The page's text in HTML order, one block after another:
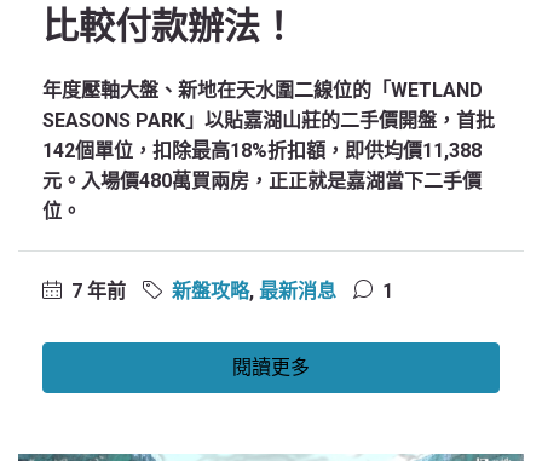
比較付款辦法！
年度壓軸大盤、新地在天水圍二線位的「WETLAND
SEASONS PARK」以貼嘉湖山莊的二手價開盤，首批
142個單位，扣除最高18%折扣額，即供均價11,388
元。入場價480萬買兩房，正正就是嘉湖當下二手價
位。
7 年前 新盤攻略, 最新消息 1
閱讀更多